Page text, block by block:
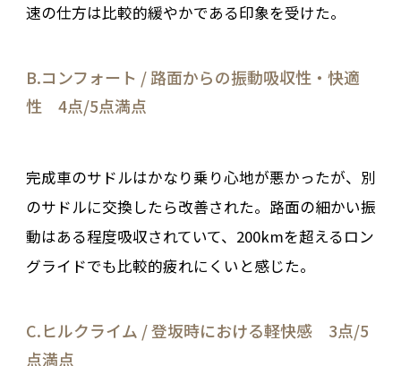
速の仕方は比較的緩やかである印象を受けた。
B.コンフォート / 路面からの振動吸収性・快適
性 4点/5点満点
完成車のサドルはかなり乗り心地が悪かったが、別
のサドルに交換したら改善された。路面の細かい振
動はある程度吸収されていて、200kmを超えるロン
グライドでも比較的疲れにくいと感じた。
C.ヒルクライム / 登坂時における軽快感 3点/5
点満点